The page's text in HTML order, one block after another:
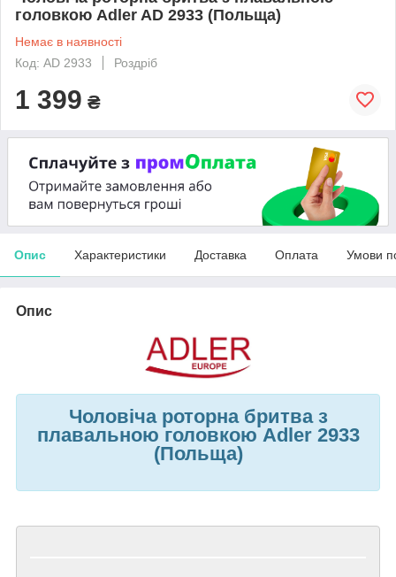
головкою Adler AD 2933 (Польща)
Немає в наявності
Код: AD 2933
Роздріб
1 399 ₴
Опис Характеристики Доставка Оплата Умови
Опис
Чоловіча роторна бритва з
плавальною головкою Adler 2933
(Польща)